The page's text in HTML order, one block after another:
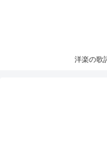
洋楽の歌